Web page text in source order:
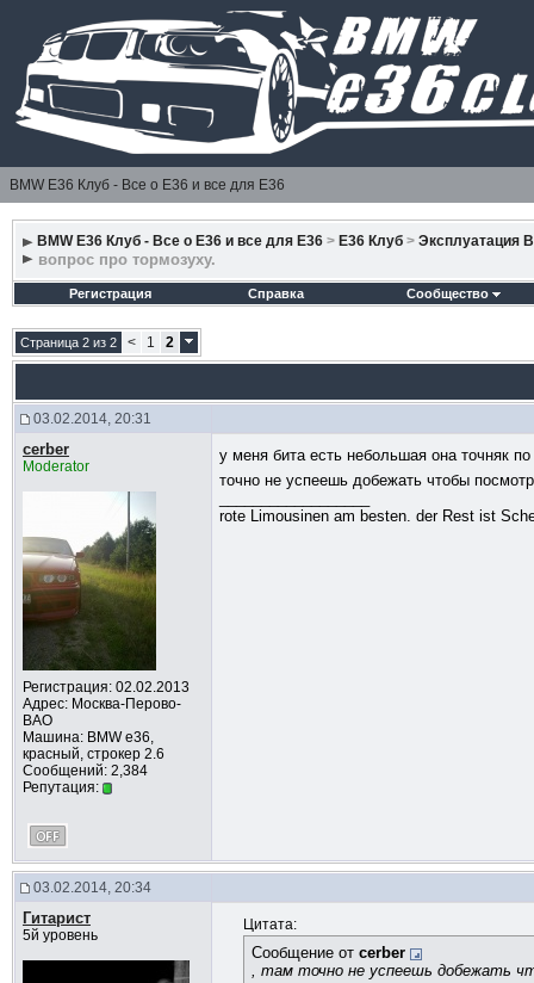
BMW E36 Клуб - Все о Е36 и все для Е36
BMW E36 Клуб - Все о Е36 и все для Е36 > E36 Клуб > Эксплуатация
вопрос про тормозуху.
Регистрация Справка Сообщество
Страница 2 из 2 < 1 2
03.02.2014, 20:31
cerber
Moderator
Регистрация: 02.02.2013
Адрес: Москва-Перово-
ВАО
Машина: BMW e36,
красный, строкер 2.6
Сообщений: 2,384
Репутация:
у меня бита есть небольшая она точняк
точно не успеешь добежать чтобы
rote Limousinen am besten. der Rest ist
03.02.2014, 20:34
Гитарист
5й уровень
Цитата:
Сообщение от cerber
, там точно не успеешь добежать